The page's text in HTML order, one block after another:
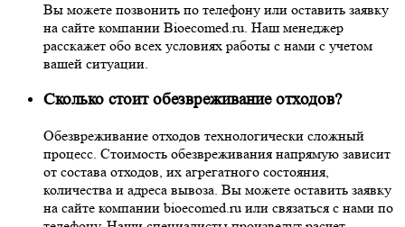
Вы можете позвонить по телефону или оставить заявку
на сайте компании Bioecomed.ru. Наш менеджер
расскажет обо всех условиях работы с нами с учетом
вашей ситуации.
Сколько стоит обезвреживание отходов?
Обезвреживание отходов технологически сложный
процесс. Стоимость обезвреживания напрямую зависит
от состава отходов, их агрегатного состояния,
количества и адреса вывоза. Вы можете оставить заявку
на сайте компании bioecomed.ru или связаться с нами по